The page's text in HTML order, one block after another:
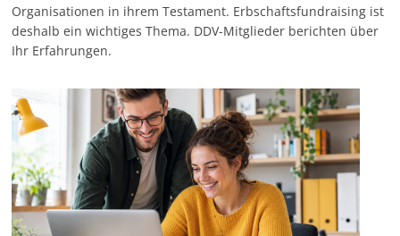
Organisationen in ihrem Testament. Erbschaftsfundraising ist
deshalb ein wichtiges Thema. DDV-Mitglieder berichten über
Ihr Erfahrungen.